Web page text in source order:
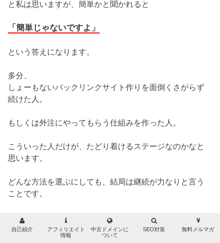
と私は思いますが、簡単かと聞かれると
「簡単じゃないですよ」
という答えになります。
多分、
しょーもないバックリンクサイト作りを面倒くさがらず
続けた人。
もしくは外注にやってもらう仕組みを作った人。
こういった人だけが、たどり着けるステージなのかなと
思います。
どんな方法を選ぶにしても、結局は継続が力なりと言う
ことです。
お読み頂いてありがとうございました。
トップキャスト、近藤
自己紹介
アフィリエイト
情報
中古ドメインに
ついて
SEO対策 無料メルマガ